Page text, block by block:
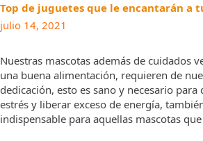
Top de juguetes que le encantarán a
julio 14, 2021
Nuestras mascotas además de cuidados
una buena alimentación, requieren de
dedicación, esto es sano y necesario
estrés y liberar exceso de energía,
indispensable para aquellas mascotas